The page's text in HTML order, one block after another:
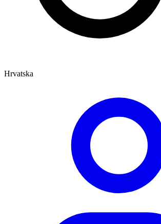
Hrvatska